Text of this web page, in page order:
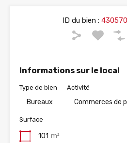
ID du bien :
Informations sur le local
Type de bien
Bureaux
Activité
Commerces de
Surface
101 m²